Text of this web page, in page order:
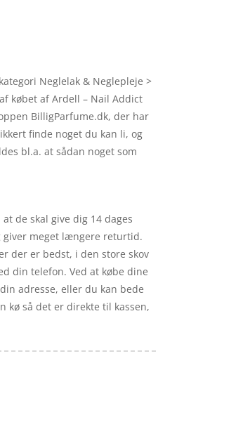
Neglelak & Neglepleje >
købet af Ardell – Nail Addict
BilligParfume.dk, der har
finde noget du kan li, og
bl.a. at sådan noget som
de skal give dig 14 dages
giver meget længere returtid.
der er bedst, i den store skov
din telefon. Ved at købe dine
adresse, eller du kan bede
kø så det er direkte til kassen,